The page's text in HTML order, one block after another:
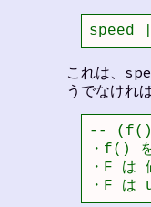
speed
これは、
うでなけれ
-- (f()
・f()
・F
・F